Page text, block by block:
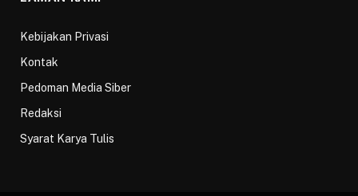
Kebijakan Privasi
Kontak
Pedoman Media Siber
Redaksi
Syarat Karya Tulis